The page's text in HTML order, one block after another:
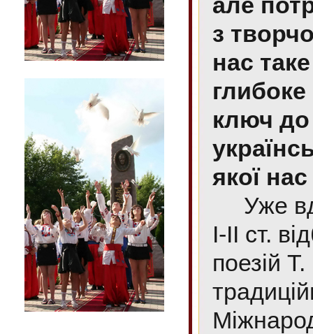
з
нас
ключ до
якої
Уже
І-ІІ ст.
поезій